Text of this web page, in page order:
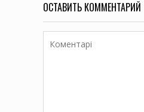
ОСТАВИТЬ КОММЕНТАРИЙ